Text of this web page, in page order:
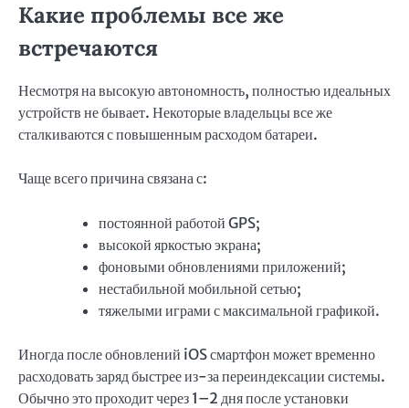
Какие проблемы все же
встречаются
Несмотря на высокую автономность, полностью идеальных
устройств не бывает. Некоторые владельцы все же
сталкиваются с повышенным расходом батареи.
Чаще всего причина связана с:
постоянной работой GPS;
высокой яркостью экрана;
фоновыми обновлениями приложений;
нестабильной мобильной сетью;
тяжелыми играми с максимальной графикой.
Иногда после обновлений iOS смартфон может временно
расходовать заряд быстрее из-за переиндексации системы.
Обычно это проходит через 1–2 дня после установки